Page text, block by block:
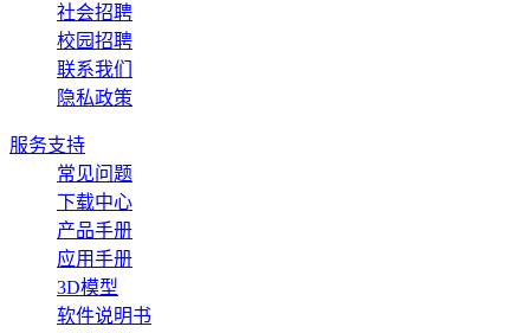
社会招聘
校园招聘
联系我们
隐私政策
服务支持
常见问题
下载中心
产品手册
应用手册
3D模型
软件说明书